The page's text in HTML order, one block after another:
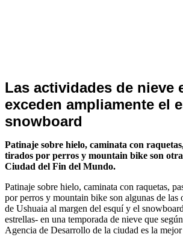
Noticias
de
Turismo
Las actividades de nieve
exceden ampliamente el
snowboard
Patinaje sobre hielo, caminata con
tirados por perros y mountain bike son
Ciudad del Fin del Mundo.
Patinaje sobre hielo, caminata con raquetas,
por perros y mountain bike son algunas de las
de Ushuaia al margen del esquí y el
estrellas- en una temporada de nieve que
Agencia de Desarrollo de la ciudad es la